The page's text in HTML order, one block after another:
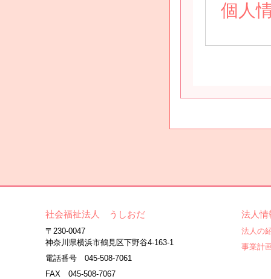
個人
社会福祉法人 うしおだ
〒230-0047
神奈川県横浜市鶴見区下野谷4-163-1
電話番号 045-508-7061
FAX 045-508-7067
法人情
法人の
事業計